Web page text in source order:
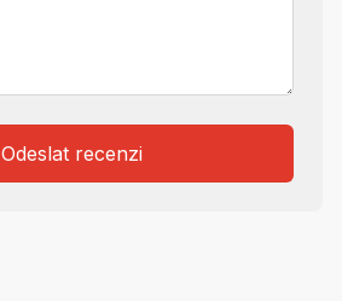
Odeslat recenzi